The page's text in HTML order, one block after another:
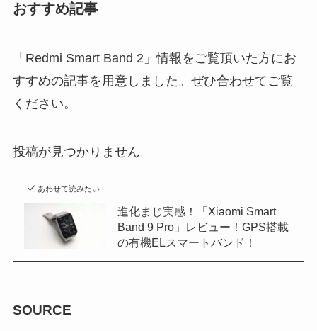
おすすめ記事
「Redmi Smart Band 2」情報をご覧頂いた方にお
すすめの記事を用意しました。ぜひ合わせてご覧
ください。
投稿が見つかりません。
あわせて読みたい
進化まじ実感！「Xiaomi Smart
Band 9 Pro」レビュー！GPS搭載
の有機ELスマートバンド！
SOURCE